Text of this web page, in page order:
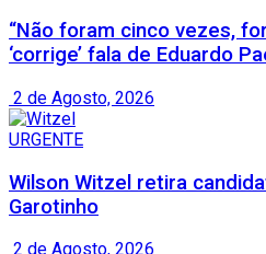
“Não foram cinco vezes,
‘corrige’ fala de Eduardo
2 de Agosto, 2026
URGENTE
Wilson Witzel retira
Garotinho
2 de Agosto, 2026